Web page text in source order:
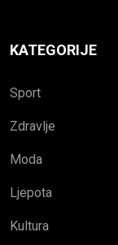
KATEGORIJE
Sport
Zdravlje
Moda
Ljepota
Kultura